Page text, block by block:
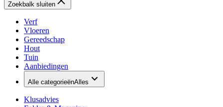
Zoekbalk sluiten
Verf
Vloeren
Gereedschap
Hout
Tuin
Aanbiedingen
Alle categorieënAlles
Klusadvies